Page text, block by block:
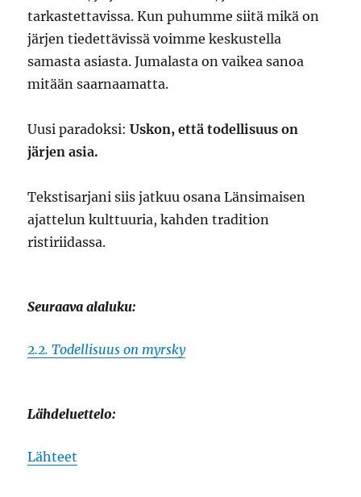
tarkastettavissa. Kun puhumme siitä mikä on
järjen tiedettävissä voimme keskustella
samasta asiasta. Jumalasta on vaikea sanoa
mitään saarnaamatta.
Uusi paradoksi:Uskon, että todellisuus on
järjen asia.
Tekstisarjani siis jatkuu osana Länsimaisen
ajattelun kulttuuria, kahden tradition
ristiriidassa.
Seuraava alaluku:
2.2. Todellisuus on myrsky
Lähdeluettelo:
Lähteet